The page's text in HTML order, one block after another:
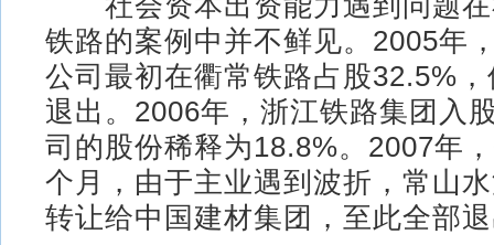
铁路的案例中并不鲜见。2005年
公司最初在衢常铁路占股32.5%
退出。2006年，浙江铁路集团入
司的股份稀释为18.8%。2007年
个月，由于主业遇到波折，常山
转让给中国建材集团，至此全部